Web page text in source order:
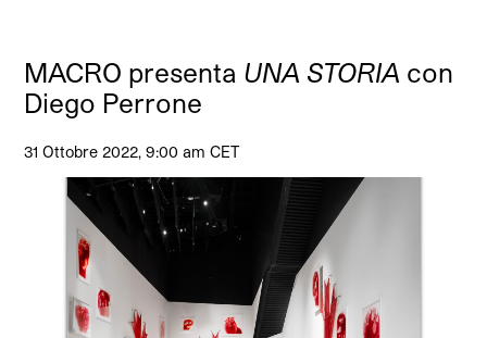
MACRO presenta UNA STORIA con
Diego Perrone
31 Ottobre 2022, 9:00 am CET